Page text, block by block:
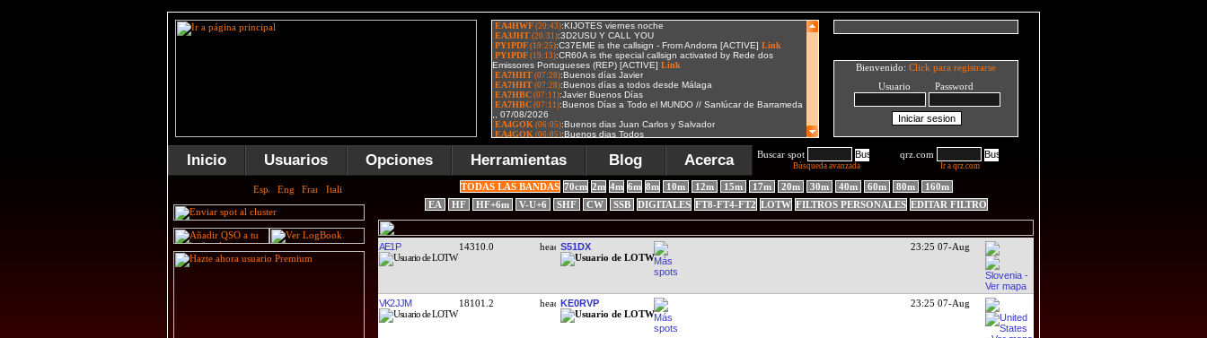
Bienvenido: Click para registrarse
Usuario Password
Inicio Usuarios Opciones Herramientas Blog Acerca Buscar spot
Búsqueda avanzada
qrz.com
Ir a qrz.com
TODAS LAS BANDAS 70cm 2m 4m 6m 8m 10m 12m 15m 17m 20m 30m 40m 60m 80m
160m
EA
HF HF+6m V-U+6 SHF CW SSB DIGITALES FT8-FT4-FT2 LOTW FILTROS PERSONALES EDITAR FILTRO
AE1P 14310.0 S51DX 23:25 07-Aug
VK2JJM 18101.2 KE0RVP 23:25 07-Aug